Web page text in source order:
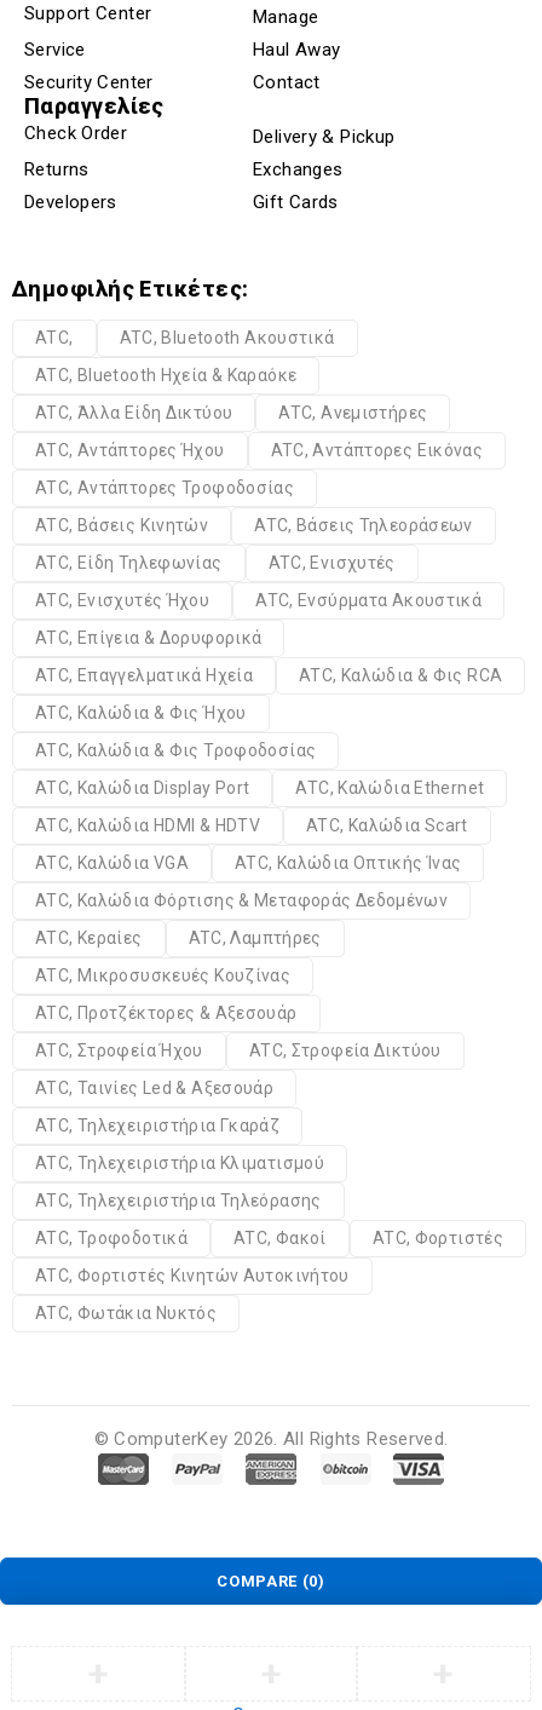
Support Center
Manage
Service
Haul Away
Security Center
Contact
Παραγγελίες
Check Order
Delivery & Pickup
Returns
Exchanges
Developers
Gift Cards
Δημοφιλής Ετικέτες:
ATC,
ATC, Bluetooth Ακουστικά
ATC, Bluetooth Ηχεία & Καραόκε
ATC, Άλλα Είδη Δικτύου
ATC, Ανεμιστήρες
ATC, Αντάπτορες Ήχου
ATC, Αντάπτορες Εικόνας
ATC, Αντάπτορες Τροφοδοσίας
ATC, Βάσεις Κινητών
ATC, Βάσεις Τηλεοράσεων
ATC, Είδη Τηλεφωνίας
ATC, Ενισχυτές
ATC, Ενισχυτές Ήχου
ATC, Ενσύρματα Ακουστικά
ATC, Επίγεια & Δορυφορικά
ATC, Επαγγελματικά Ηχεία
ATC, Καλώδια & Φις RCA
ATC, Καλώδια & Φις Ήχου
ATC, Καλώδια & Φις Τροφοδοσίας
ATC, Καλώδια Display Port
ATC, Καλώδια Ethernet
ATC, Καλώδια HDMI & HDTV
ATC, Καλώδια Scart
ATC, Καλώδια VGA
ATC, Καλώδια Οπτικής Ίνας
ATC, Καλώδια Φόρτισης & Μεταφοράς Δεδομένων
ATC, Κεραίες
ATC, Λαμπτήρες
ATC, Μικροσυσκευές Κουζίνας
ATC, Προτζέκτορες & Αξεσουάρ
ATC, Στροφεία Ήχου
ATC, Στροφεία Δικτύου
ATC, Ταινίες Led & Αξεσουάρ
ATC, Τηλεχειριστήρια Γκαράζ
ATC, Τηλεχειριστήρια Κλιματισμού
ATC, Τηλεχειριστήρια Τηλεόρασης
ATC, Τροφοδοτικά
ATC, Φακοί
ATC, Φορτιστές
ATC, Φορτιστές Κινητών Αυτοκινήτου
ATC, Φωτάκια Νυκτός
© ComputerKey 2026. All Rights Reserved.
COMPARE (0)